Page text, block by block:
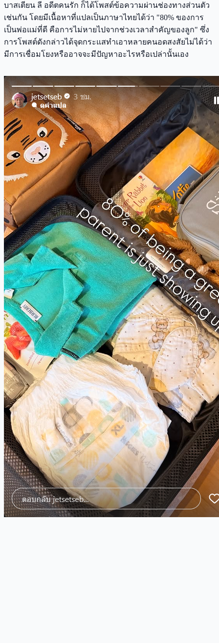
บาสเตียน ลี อดีตคนรัก ก็ได้โพสต์ข้อความผ่านช่องทางส่วนตัว
เช่นกัน โดยมีเนื้อหาที่แปลเป็นภาษาไทยได้ว่า "80% ของการ
เป็นพ่อแม่ที่ดี คือการไม่หายไปจากช่วงเวลาสำคัญของลูก" ซึ่ง
การโพสต์ดังกล่าวได้จุดกระแสทำเอาหลายคนอดสงสัยไม่ได้ว่า
มีการเชื่อมโยงหรืออาจจะมีปัญหาอะไรหรือเปล่านั้นเอง